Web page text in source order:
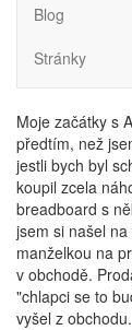
Blog
Stránky
Moje začátky s
předtím, než
jestli bych byl
koupil zcela
breadboard s
jsem si našel
manželkou na
v obchodě.
"chlapci se to
vyšel z obchodu.